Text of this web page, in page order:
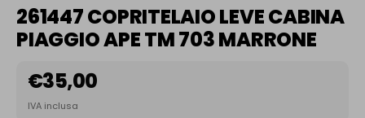
261447 COPRITELAIO LEVE CABINA
PIAGGIO APE TM 703 MARRONE
€35,00
IVA inclusa